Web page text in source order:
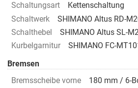
Schaltungsart
Kettenschaltung
Schaltwerk
SHIMANO Altus RD-
Schalthebel
SHIMANO Altus SL-
Kurbelgarnitur
SHIMANO FC-
Bremsen
Bremsscheibe vorne
180 mm / 6-